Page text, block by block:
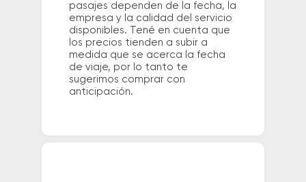
pasajes dependen de la fecha, la
empresa y la calidad del servicio
disponibles. Tené en cuenta que
los precios tienden a subir a
medida que se acerca la fecha
de viaje, por lo tanto te
sugerimos comprar con
anticipación.